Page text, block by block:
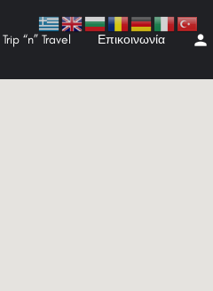
Trip “n” Travel Επικοινωνία